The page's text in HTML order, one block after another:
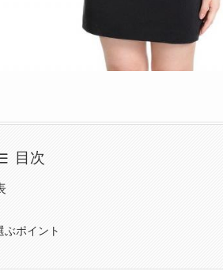
目次
ポイント